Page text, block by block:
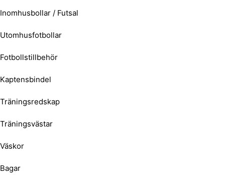
Inomhusbollar / Futsal
Utomhusfotbollar
Fotbollstillbehör
Kaptensbindel
Träningsredskap
Träningsvästar
Väskor
Bagar